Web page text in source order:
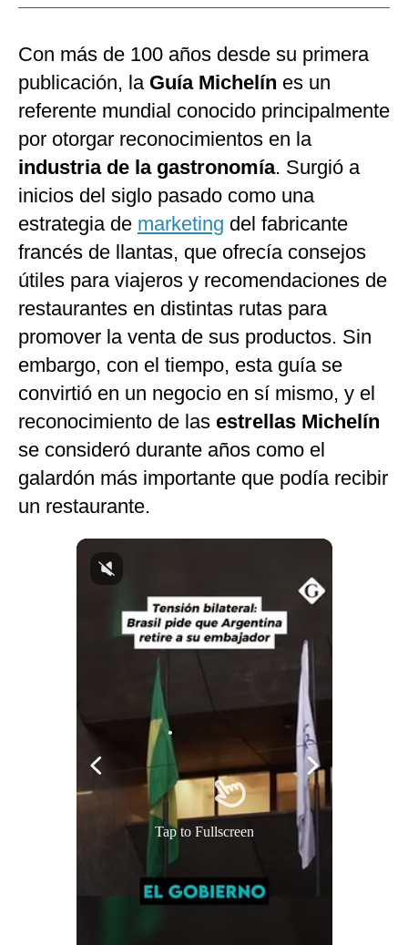
Con más de 100 años desde su primera
publicación, la Guía Michelín es un
referente mundial conocido principalmente
por otorgar reconocimientos en la
industria de la gastronomía. Surgió a
inicios del siglo pasado como una
estrategia de marketing del fabricante
francés de llantas, que ofrecía consejos
útiles para viajeros y recomendaciones de
restaurantes en distintas rutas para
promover la venta de sus productos. Sin
embargo, con el tiempo, esta guía se
convirtió en un negocio en sí mismo, y el
reconocimiento de las estrellas Michelín
se consideró durante años como el
galardón más importante que podía recibir
un restaurante.
Tap to Fullscreen